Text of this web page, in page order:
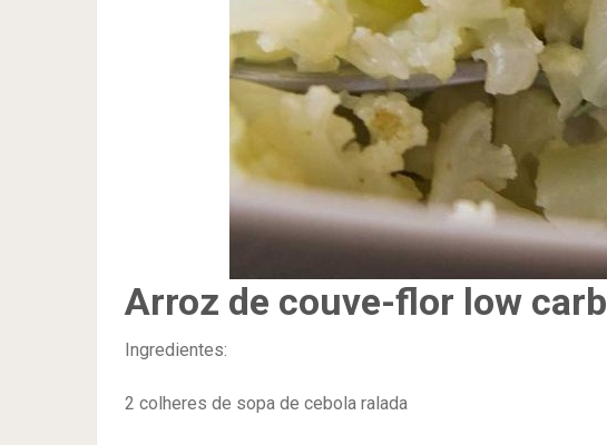
Arroz de couve-flor low carb
Ingredientes:
2 colheres de sopa de cebola ralada